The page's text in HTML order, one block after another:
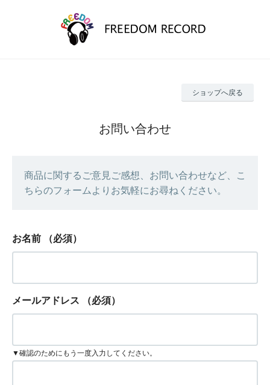
ショップへ戻る
お問い合わせ
商品に関するご意見ご感想、お問い合わせなど、こ
ちらのフォームよりお気軽にお尋ねください。
お名前 （必須）
メールアドレス （必須）
▼確認のためにもう一度入力してください。